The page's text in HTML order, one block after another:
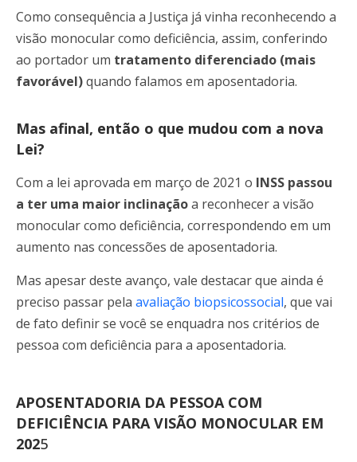
Como consequência a Justiça já vinha reconhecendo a
visão monocular como deficiência, assim, conferindo
ao portador um tratamento diferenciado (mais
favorável)quando falamos em aposentadoria.
Mas afinal, então o que mudou com a nova
Lei?
Com a lei aprovada em março de 2021 o INSS passou
a ter uma maior inclinaçãoa reconhecer a visão
monocular como deficiência, correspondendo em um
aumento nas concessões de aposentadoria.
Mas apesar deste avanço, vale destacar que ainda é
preciso passar pela avaliação biopsicossocial, que vai
de fato definir se você se enquadra nos critérios de
pessoa com deficiência para a aposentadoria.
APOSENTADORIA DA PESSOA COM
DEFICIÊNCIA PARA VISÃO MONOCULAR EM
2025